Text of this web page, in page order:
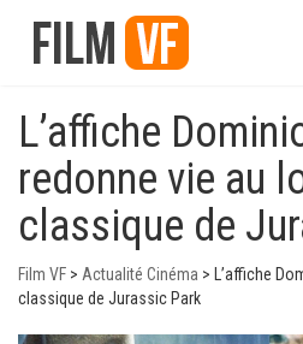
L’affiche
redonne vie au
classique de
Film VF > Actualité Cinéma >
L’affiche
classique de Jurassic Park